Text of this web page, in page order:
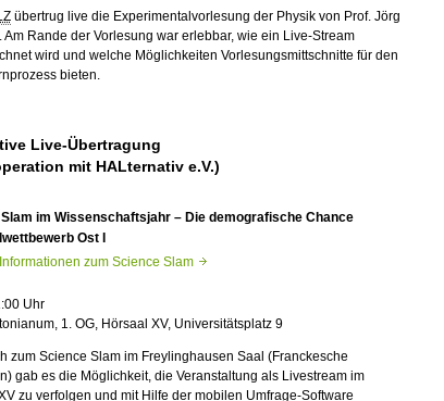
übertrug live die Experimentalvorlesung der Physik von Prof. Jörg
Am Rande der Vorlesung war erlebbar, wie ein Live-Stream
wird und welche Möglichkeiten Vorlesungsmittschnitte für den
bieten.
Live-Übertragung
mit HALternativ e.V.)
im Wissenschaftsjahr – Die demografische Chance
Ost I
zum Science Slam
Uhr
1. OG, Hörsaal XV, Universitätsplatz 9
zum Science Slam im Freylinghausen Saal (Franckesche
gab es die Möglichkeit, die Veranstaltung als Livestream im
zu verfolgen und mit Hilfe der mobilen Umfrage-Software